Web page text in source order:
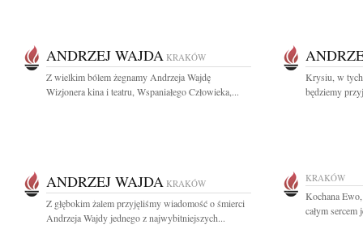
ANDRZEJ WAJDA KRAKÓW
Z wielkim bólem żegnamy Andrzeja Wajdę
Wizjonera kina i teatru, Wspaniałego Człowieka,...
Krysiu, w tych
będziemy
ANDRZEJ WAJDA KRAKÓW
Z głębokim żalem przyjęliśmy wiadomość o śmierci
Andrzeja Wajdy jednego z najwybitniejszych...
KRAKÓW
Kochana
całym